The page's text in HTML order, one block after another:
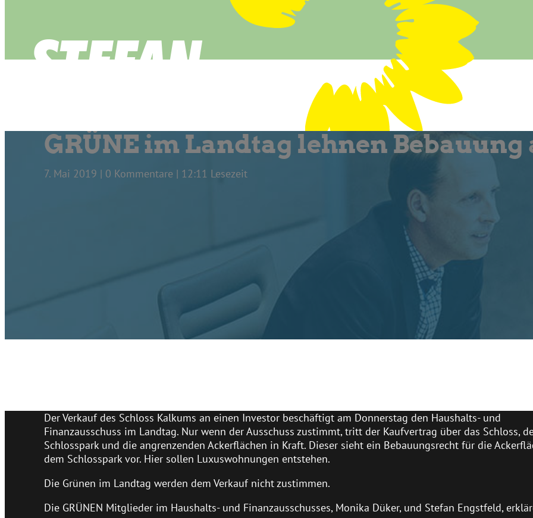
GRÜNE im Landtag lehnen
7. Mai 2019 | 0 Kommentare | 12:11 Lesezeit
Der Verkauf des Schloss Kalkums an einen Investor beschäftigt am Donnerstag den Haushalts- und
Finanzausschuss im Landtag. Nur wenn der Ausschuss zustimmt, tritt der Kaufvertrag über das Schloss,
Schlosspark und die angrenzenden Ackerflächen in Kraft. Dieser sieht ein Bebauungsrecht für die
dem Schlosspark vor. Hier sollen Luxuswohnungen entstehen.
Die Grünen im Landtag werden dem Verkauf nicht zustimmen.
Die GRÜNEN Mitglieder im Haushalts- und Finanzausschusses, Monika Düker, und Stefan Engstfeld,